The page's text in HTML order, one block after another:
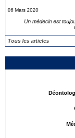
06 Mars 2020
Un médecin est
Tous les articles